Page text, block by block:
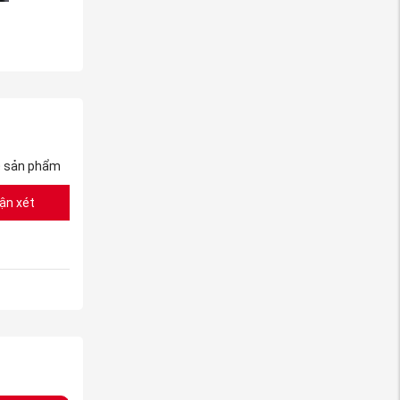
đờ
sản phẩm
xét